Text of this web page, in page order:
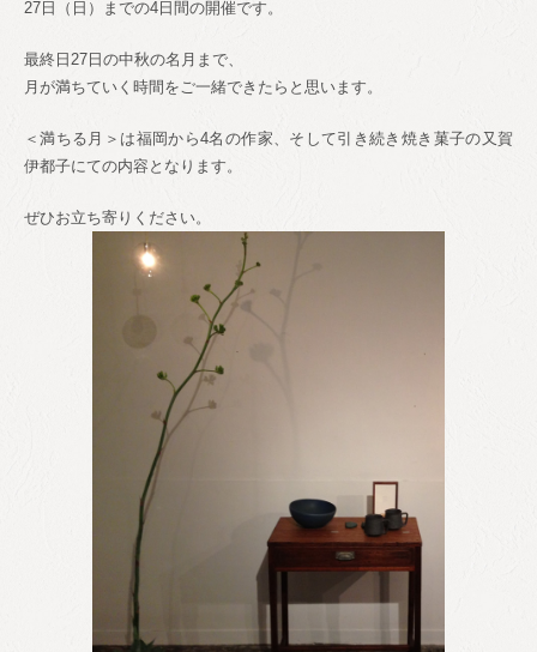
27日（日）までの4日間の開催です。
最終日27日の中秋の名月まで、
月が満ちていく時間をご一緒できたらと思います。
＜満ちる月＞は福岡から4名の作家、そして引き続き焼き菓子の又賀
伊都子にての内容となります。
ぜひお立ち寄りください。